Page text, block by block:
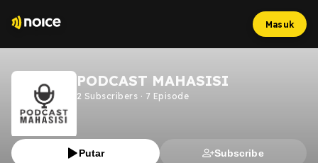
Masuk
PODCAST MAHASISI
2 Subscribers · 7 Episode
Putar Subscribe